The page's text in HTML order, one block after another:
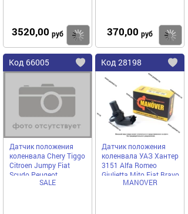
3520,00 руб Купить
370,00 руб
Код 66005
Добавить
избранное
Датчик положения
коленвала Chery Tiggo
Citroen Jumpy Fiat
Scudo Peugeot
Meat&Doria 87144 SALE
SALE
Код 28198
Датчик положения
коленвала УАЗ Хантер
3151 Alfa Romeo
Giulietta Mito Fiat Bravo
MANOVER MR46798368
MANOVER